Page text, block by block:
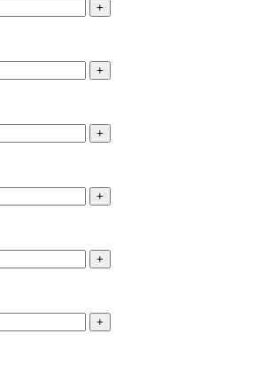
+
+
+
+
+
+